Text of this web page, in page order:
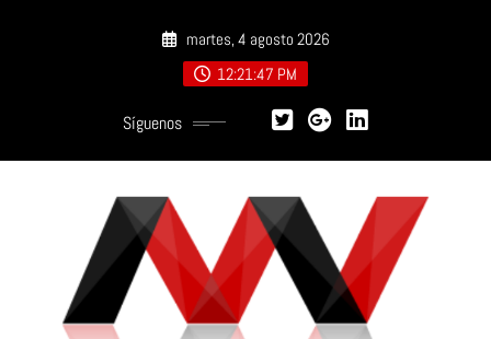
martes, 4 agosto 2026
12:21:48 PM
Síguenos